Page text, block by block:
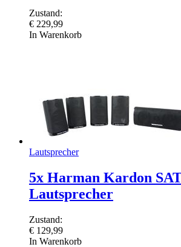
Zustand:
€ 229,99
In Warenkorb
Lautsprecher
5x Harman Kardon
Lautsprecher
Zustand:
€ 129,99
In Warenkorb